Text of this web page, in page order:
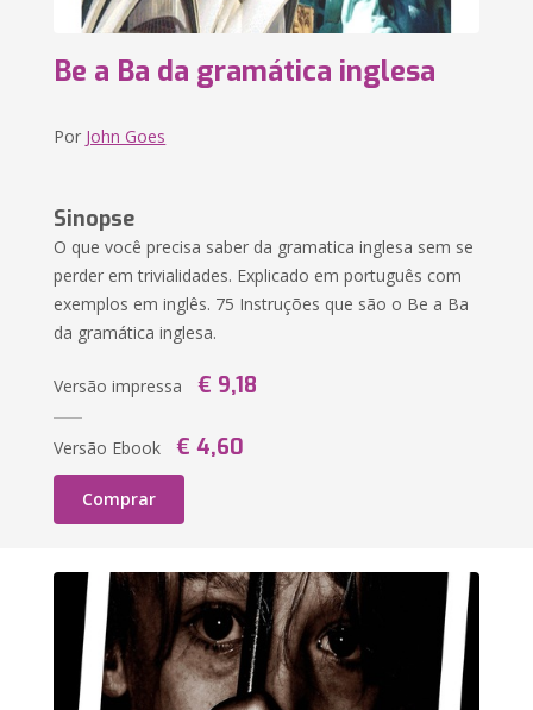
Be a Ba da gramática inglesa
Por John Goes
Sinopse
O que você precisa saber da gramatica inglesa sem se
perder em trivialidades. Explicado em português com
exemplos em inglês. 75 Instruções que são o Be a Ba
da gramática inglesa.
Versão impressa € 9,18
Versão Ebook € 4,60
Comprar